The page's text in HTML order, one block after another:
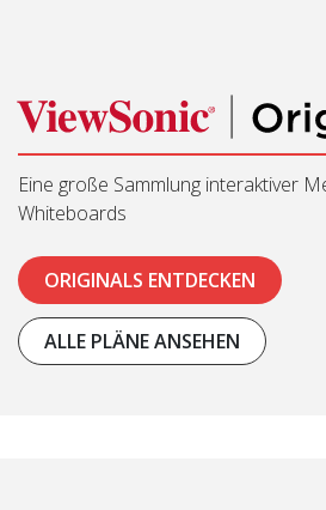
Eine große Sammlung interaktiver
Whiteboards
ORIGINALS ENTDECKEN
ALLE PLÄNE ANSEHEN